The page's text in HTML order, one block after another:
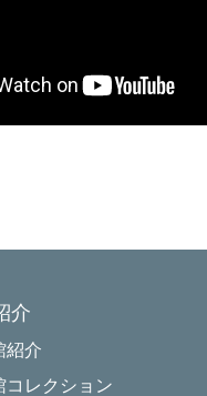
介
紹介
コレクション